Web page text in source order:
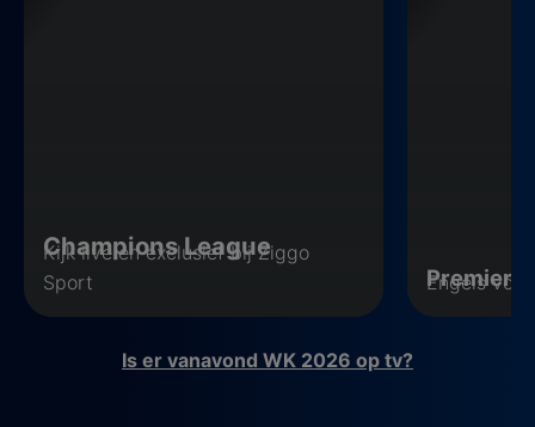
Champions League
Kijk live en exclusief bij Ziggo
Sport
Premier
Engels
Is er vanavond WK 2026 op tv?